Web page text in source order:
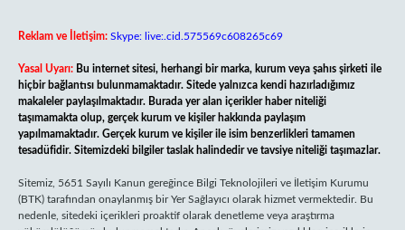
Reklam ve İletişim: Skype: live:.cid.575569c608265c69
Yasal Uyarı: Bu internet sitesi, herhangi bir marka, kurum veya şahıs şirketi ile
hiçbir bağlantısı bulunmamaktadır. Sitede yalnızca kendi hazırladığımız
makaleler paylaşılmaktadır. Burada yer alan içerikler haber niteliği
taşımamakta olup, gerçek kurum ve kişiler hakkında paylaşım
yapılmamaktadır. Gerçek kurum ve kişiler ile isim benzerlikleri tamamen
tesadüfidir. Sitemizdeki bilgiler taslak halindedir ve tavsiye niteliği taşımazlar.
Sitemiz, 5651 Sayılı Kanun gereğince Bilgi Teknolojileri ve İletişim Kurumu
(BTK) tarafından onaylanmış bir Yer Sağlayıcı olarak hizmet vermektedir. Bu
nedenle, sitedeki içerikleri proaktif olarak denetleme veya araştırma